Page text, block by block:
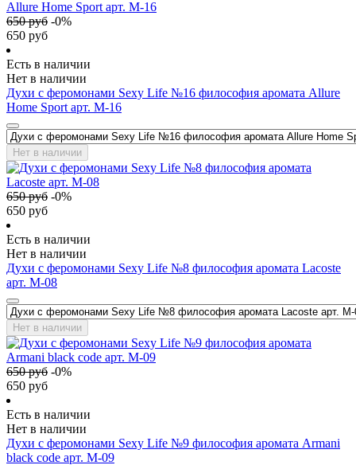
650руб -0%
650 руб
Есть в наличии
Нет в наличии
Духи с феромонами Sexy Life №16 философия аромата Allure
Home Sport арт. М-16
Нет в наличии
650руб -0%
650 руб
Есть в наличии
Нет в наличии
Духи с феромонами Sexy Life №8 философия аромата Lacoste
арт. М-08
Нет в наличии
650руб -0%
650 руб
Есть в наличии
Нет в наличии
Духи с феромонами Sexy Life №9 философия аромата Armani
black code арт. М-09